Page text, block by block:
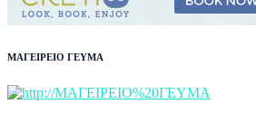
ΜΑΓΕΙΡΕΙΟ ΓΕΥΜΑ